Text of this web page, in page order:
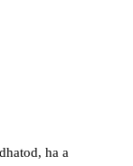
ha a